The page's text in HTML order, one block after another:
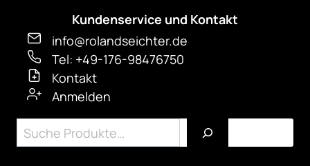
Kundenservice und Kontakt
info@rolandseichter.de
Tel: +49-176-98476750
Kontakt
Anmelden
Suchen